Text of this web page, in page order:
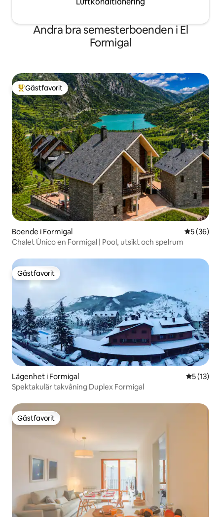
Andra bra semesterboenden i El
Formigal
Populär gästfavorit
Gästfavorit
Boende i Formigal 5 av 5 i
5 (36)
Chalet Único en Formigal | Pool, utsikt och spelrum
Gästfavorit
Gästfavorit
Lägenhet i Formigal 5 av 5 i
5 (13)
Spektakulär takvåning Duplex Formigal
Gästfavorit
Gästfavorit